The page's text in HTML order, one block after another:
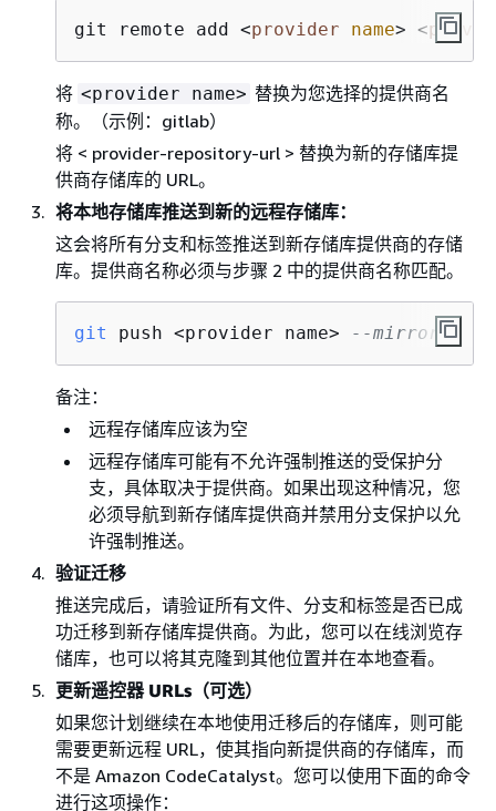
git remote add <provider name> <
将 <provider name> 替换为您选择的提供商名
称。（示例：gitlab）
将 < provider-repository-url > 替换为新的存储库提
供商存储库的 URL。
将本地存储库推送到新的远程存储库：
这会将所有分支和标签推送到新存储库提供商的存储
库。提供商名称必须与步骤 2 中的提供商名称匹配。
git push <provider name> --mirror
备注：
远程存储库应该为空
远程存储库可能有不允许强制推送的受保护分
支，具体取决于提供商。如果出现这种情况，您
必须导航到新存储库提供商并禁用分支保护以允
许强制推送。
验证迁移
推送完成后，请验证所有文件、分支和标签是否已成
功迁移到新存储库提供商。为此，您可以在线浏览存
储库，也可以将其克隆到其他位置并在本地查看。
更新遥控器 URLs（可选）
如果您计划继续在本地使用迁移后的存储库，则可能
需要更新远程 URL，使其指向新提供商的存储库，而
不是 Amazon CodeCatalyst。您可以使用下面的命令
进行这项操作：